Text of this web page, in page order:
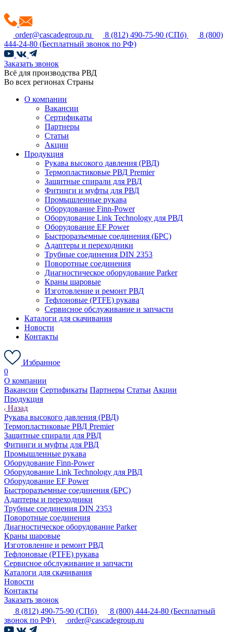
order@cascadegroup.ru 8 (812) 490-75-90 (СПб)
8 (800)
444-24-80 (Бесплатный звонок по РФ)
Заказать звонок
Всё для производства РВД
Во всех регионах Страны
О компании
Вакансии
Сертификаты
Партнеры
Статьи
Акции
Продукция
Рукава высокого давления (РВД)
Термопластиковые РВД Premier
Защитные спирали для РВД
Фитинги и муфты для РВД
Промышленные рукава
Оборудование Finn-Power
Оборудование Link Technology для РВД
Оборудование EF Power
Быстроразъемные соединения (БРС)
Адаптеры и переходники
Трубные соединения DIN 2353
Поворотные соединения
Диагностическое оборудование Parker
Краны шаровые
Изготовление и ремонт РВД
Тефлоновые (PTFE) рукава
Сервисное обслуживание и запчасти
Каталоги для скачивания
Новости
Контакты
Избранное
0
О компании
Вакансии Сертификаты Партнеры Статьи Акции
Продукция
Назад
Рукава высокого давления (РВД)
Термопластиковые РВД Premier
Защитные спирали для РВД
Фитинги и муфты для РВД
Промышленные рукава
Оборудование Finn-Power
Оборудование Link Technology для РВД
Оборудование EF Power
Быстроразъемные соединения (БРС)
Адаптеры и переходники
Трубные соединения DIN 2353
Поворотные соединения
Диагностическое оборудование Parker
Краны шаровые
Изготовление и ремонт РВД
Тефлоновые (PTFE) рукава
Сервисное обслуживание и запчасти
Каталоги для скачивания
Новости
Контакты
Заказать звонок
8 (812) 490-75-90 (СПб) 8 (800) 444-24-80 (Бесплатный
звонок по РФ)
order@cascadegroup.ru